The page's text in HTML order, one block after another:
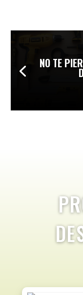
NO TE